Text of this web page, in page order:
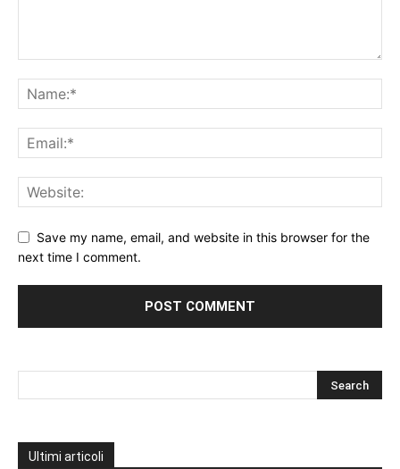
Save my name, email, and website in this browser for the
next time I comment.
Ultimi articoli